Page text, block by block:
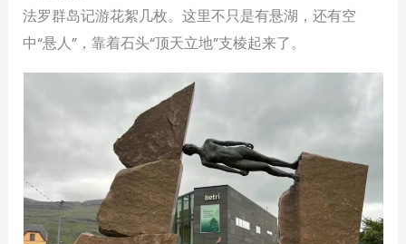
法罗群岛记游花絮几枚。这里不只是有悬湖，还有空
中“悬人”，靠着石头“顶天立地”支棱起来了。